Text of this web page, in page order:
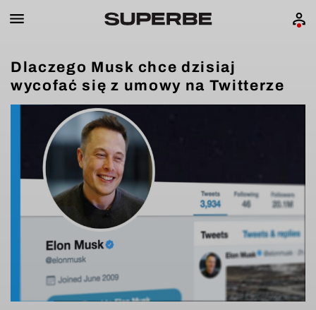
Dlaczego Musk chce dzisiaj
wycofać się z umowy na Twitterze